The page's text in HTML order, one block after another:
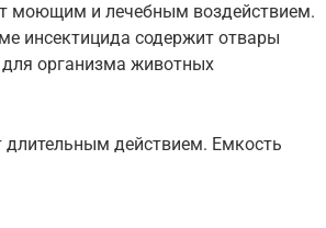
моющим и лечебным воздействием.
инсектицида содержит отвары
организма животных
действием. Емкость